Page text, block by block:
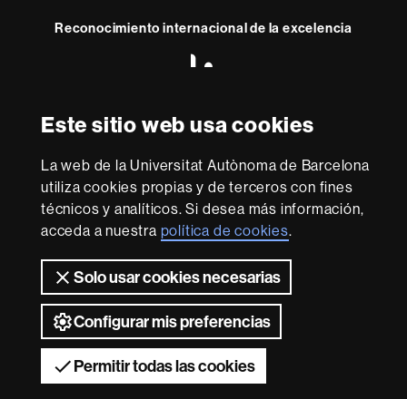
Este sitio web usa cookies
La web de la Universitat Autònoma de Barcelona
utiliza cookies propias y de terceros con fines
técnicos y analíticos. Si desea más información,
acceda a nuestra política de cookies.
Solo usar cookies necesarias
Configurar mis preferencias
Permitir todas las cookies
Reconocimiento internacional de la excelencia
Research
-
Con la financiación de
Sobre
esta
web Aviso legal Protección de datos Sobre el
web Accesibilidad web Mapa del web UAB
2026 Universitat Autònoma de Barcelona